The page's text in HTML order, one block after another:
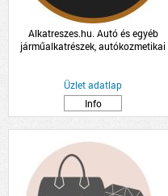
Alkatreszes.hu. Autó és egyéb
járműalkatrészek, autókozmetikai
Üzlet adatlap
Info